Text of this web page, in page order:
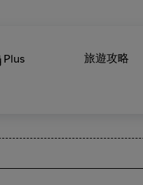
Plus 旅遊攻略